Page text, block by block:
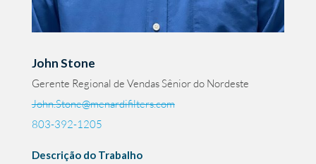
John Stone
Gerente Regional de Vendas Sênior do Nordeste
John.Stone@menardifilters.com
803-392-1205
Descrição do Trabalho